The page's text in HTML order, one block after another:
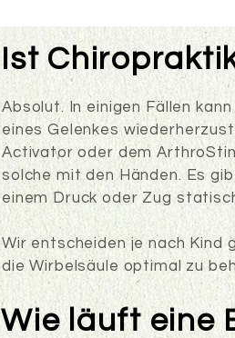
Ist
Absolut. In einigen Fällen
eines Gelenkes
Activator oder dem
solche mit den Händen. Es
einem Druck oder Zug
Wir entscheiden je nach Kind
die Wirbelsäule optimal zu
Wie läuft eine